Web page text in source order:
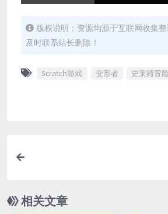
版权说明：资源均源于互联网收集
及时联系站长删除！
Scratch游戏 变形者 史莱姆冒险
相关文章